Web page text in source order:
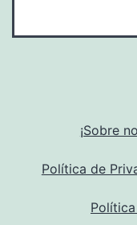
¡Sobre
Política de